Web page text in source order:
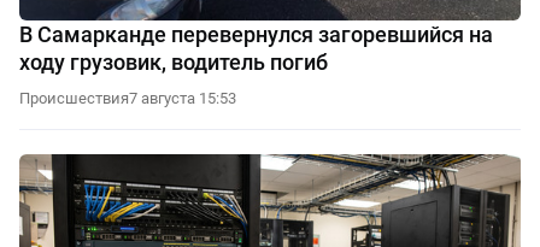
В Самарканде перевернулся загоревшийся на
ходу грузовик, водитель погиб
Происшествия7 августа 15:53